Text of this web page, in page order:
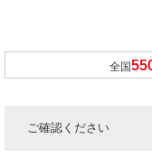
全国
ご確認ください